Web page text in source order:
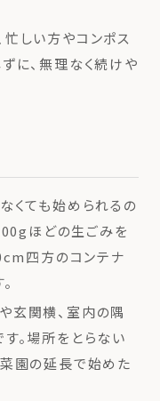
しい方やコンポス
に、無理なく続けや
くても始められるの
ほどの生ごみを
四方のコンテナ
玄関横、室内の隅
。場所をとらない
園の延長で始めた